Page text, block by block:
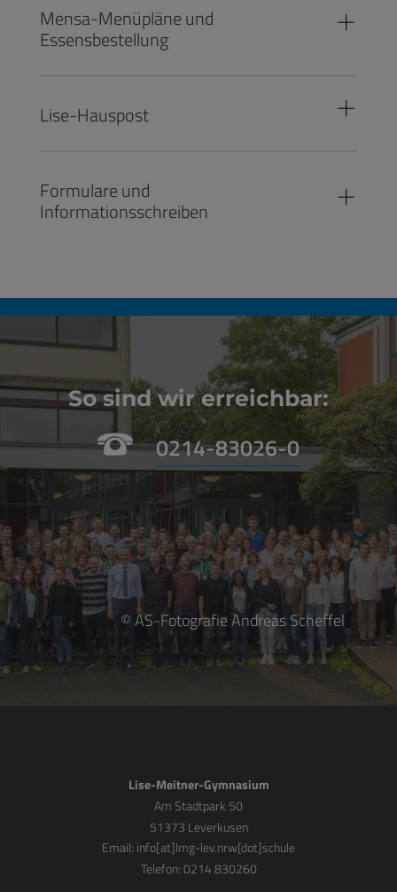
Mensa-Menüpläne und
Essensbestellung
Lise-Hauspost
Formulare und
Informationsschreiben
So sind wir erreichbar:
0214-83026-0
© AS-Fotografie Andreas Scheffel
Lise-Meitner-Gymnasium
Am Stadtpark 50
51373 Leverkusen
Email: info[at]lmg-lev.nrw[dot]schule
Telefon: 0214 830260